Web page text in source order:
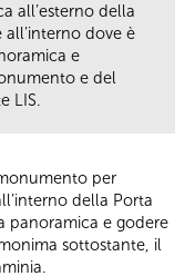
all’esterno della
dove è
e
e del
LIS.
per
della Porta
panoramica e godere
sottostante, il